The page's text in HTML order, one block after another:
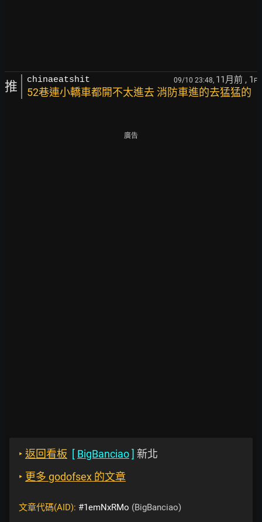
推 chinaeatshit 09/10 23:48, 11月前 , 1 F
52巷連小轎車都開不太進去 消防車進的去猛猛的
廣告
‣ 返回看板 [ BigBanciao] 新北
‣ 更多 godofsex 的文章
文章代碼(AID): #1emNxRMo (BigBanciao)